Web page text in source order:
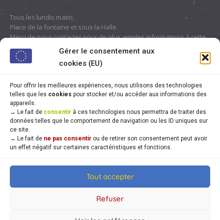
Gérer le consentement aux
cookies (EU)
Pour offrir les meilleures expériences, nous utilisons des technologies
telles que les cookies pour stocker et/ou accéder aux informations des
appareils.
→ Le fait de consentir à ces technologies nous permettra de traiter des
données telles que le comportement de navigation ou les ID uniques sur
ce site.
→ Le fait de ne pas consentir ou de retirer son consentement peut avoir
un effet négatif sur certaines caractéristiques et fonctions.
Tout accepter
Refuser
Tous les lundis matin.
Place de la fontaine et sous la Halle.
Merci de nous contacter pour de plus amples informations à cette
adresse :
contact@chaource.fr ou au 03.25.40.10.46
© Mairie de Chaource [2004-2024] | Tous droits réservés.
Developed byWEB3-DESIGN